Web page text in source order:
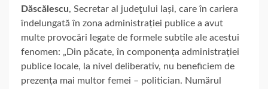
Dăscălescu, Secretar al judeţului Iași, care în cariera
îndelungată în zona administrației publice a avut
multe provocări legate de formele subtile ale acestui
fenomen: „Din păcate, în componența administrației
publice locale, la nivel deliberativ, nu beneficiem de
prezența mai multor femei – politician. Numărul